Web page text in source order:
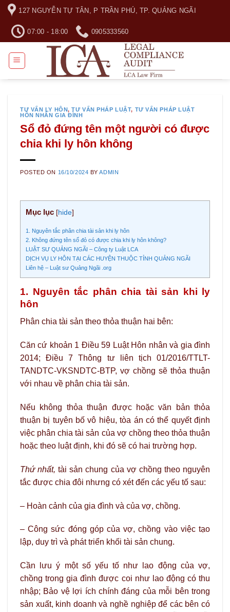
Skip
content
127 NGUYỄN TỰ TÂN, P TRẦN PHÚ, TP. QUẢNG NGÃI
07:00 - 18:00 0905333560
TƯ VẤN LY HÔN,TƯ VẤN PHÁP LUẬT, TƯ VẤN PHÁP LUẬT
HÔN NHÂN GIA ĐÌNH
Sổ đỏ đứng tên một người có được
chia khi ly hôn không
POSTED ON 16/10/2024 BYADMIN
Mục lục [hide]
1. Nguyên tắc phân chia tài sản khi ly hôn
2. Không đứng tên sổ đỏ có được chia khi ly hôn không?
LUẬT SƯ QUẢNG NGÃI – Công ty Luật LCA
DỊCH VỤ LY HÔN TẠI CÁC HUYỆN THUỘC TỈNH QUẢNG NGÃI
Liên hệ – Luật sư Quảng Ngãi .org
1. Nguyên tắc phân chia tài sản khi ly
hôn
Phân chia tài sản theo thỏa thuận hai bên:
Căn cứ khoản 1 Điều 59 Luật Hôn nhân và gia đình
2014; Điều 7 Thông tư liên tịch 01/2016/TTLT-
TANDTC-VKSNDTC-BTP, vợ chồng sẽ thỏa thuận
với nhau về phân chia tài sản.
Nếu không thỏa thuận được hoặc văn bản thỏa
thuận bị tuyên bố vô hiệu, tòa án có thể quyết định
việc phân chia tài sản của vợ chồng theo thỏa thuận
hoặc theo luật định, khi đó sẽ có hai trường hợp.
Thứ nhất, tài sản chung của vợ chồng theo nguyên
tắc được chia đôi nhưng có xét đến các yếu tố sau:
– Hoàn cảnh của gia đình và của vợ, chồng.
– Công sức đóng góp của vợ, chồng vào việc tạo
lập, duy trì và phát triển khối tài sản chung.
Cần lưu ý một số yếu tố như lao động của vợ,
chồng trong gia đình được coi như lao động có thu
nhập; Bảo vệ lợi ích chính đáng của mỗi bên trong
sản xuất, kinh doanh và nghề nghiệp để các bên có